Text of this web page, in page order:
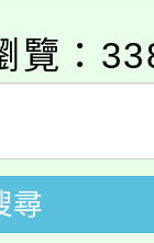
、社會
加。
序及
育課程
度第
結果(
知識
學生
覽：
尋